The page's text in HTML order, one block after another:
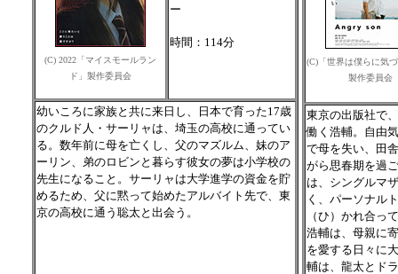
(C) 2022「マイスモールラン
ド」製作委員会
ー
時間：114分
幼いころに家族と共に来日し、日本で育った17歳
のクルド人・サーリャは、埼玉の高校に通ってい
る。数年前に母を亡くし、父のマズルム、妹のア
ーリン、弟のロビンと暮らす彼女の夢は小学校の
先生になること。サーリャは大学進学の資金を貯
めるため、父に黙って始めたアルバイト先で、東
京の高校に通う聡太と出会う。
(C)「世界は僕らに気
製作委員会
東京の出版社で
働く浩輔。自由
で母を失い、田
がら思春期を過
は、シングルマ
く、パーソナル
（ひ）かれ合っ
浩輔は、母親に
を愛する日々に
輔は、龍太とド